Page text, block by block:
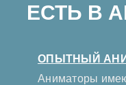
ЕСТЬ В
ОПЫТНЫЙ
Аниматоры